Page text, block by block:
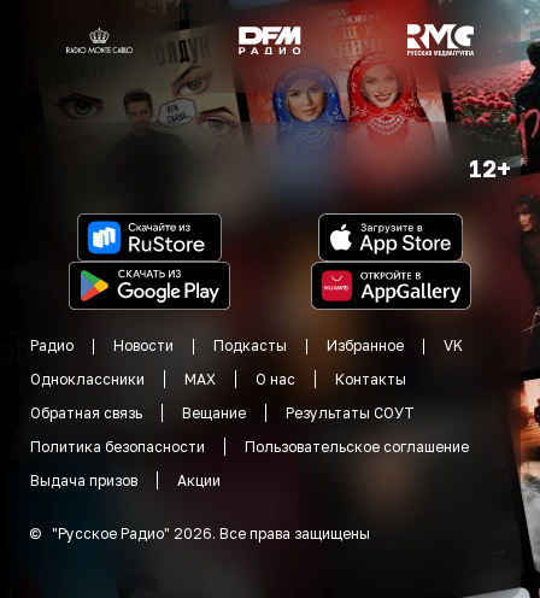
12+
Радио Новости Подкасты Избранное
VK
Одноклассники
MAX О нас
Контакты
Обратная связь
Вещание
Результаты СОУТ
Политика безопасности
Пользовательское соглашение
Выдача призов
Акции
© "Русское Радио" 2026. Все права защищены